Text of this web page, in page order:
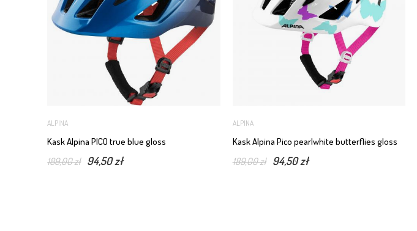
ALPINA
Kask Alpina PICO true blue gloss
189,00 zł 94,50 zł
ALPINA
Kask Alpina Pico pearlwhite butterflies gloss
189,00 zł 94,50 zł